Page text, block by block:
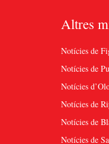
Altres
Notícies de
Notícies de
Notícies
Notícies de
Notícies de
Notícies de